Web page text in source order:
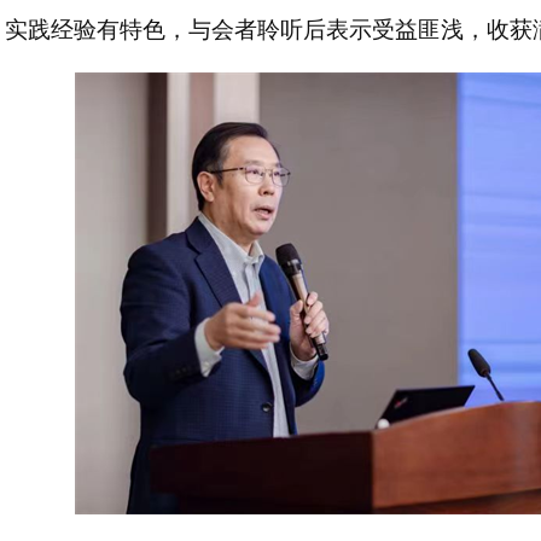
践经验有特色，与会者聆听后表示受益匪浅，收获